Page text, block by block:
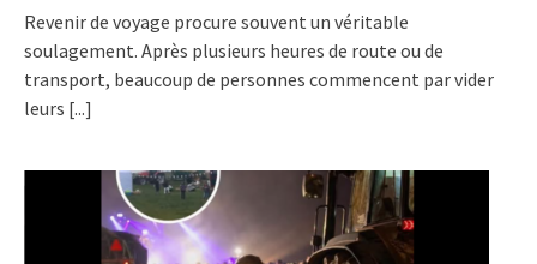
Revenir de voyage procure souvent un véritable
soulagement. Après plusieurs heures de route ou de
transport, beaucoup de personnes commencent par vider
leurs [...]